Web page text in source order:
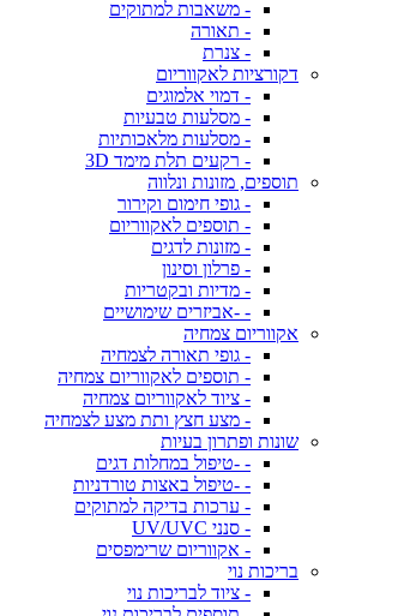
- משאבות למתוקים
- תאורה
- צנרת
דקורציות לאקווריום
- דמוי אלמוגים
- מסלעות טבעיות
- מסלעות מלאכותיות
- רקעים תלת מימד 3D
תוספים, מזונות ונלווה
- גופי חימום וקירור
- תוספים לאקווריום
- מזונות לדגים
- פרלון וסינון
- מדיות ובקטריות
- -אביזרים שימושיים
אקווריום צמחיה
- גופי תאורה לצמחיה
- תוספים לאקווריום צמחיה
- ציוד לאקווריום צמחיה
- מצע חצץ ותת מצע לצמחיה
שונות ופתרון בעיות
- -טיפול במחלות דגים
- -טיפול באצות טורדניות
- ערכות בדיקה למתוקים
- סנני UV/UVC
- אקווריום שרימפסים
בריכות נוי
- ציוד לבריכות נוי